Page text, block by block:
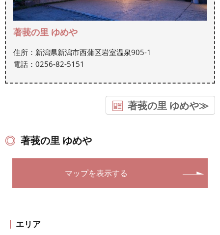
著莪の里 ゆめや
住所：新潟県新潟市西蒲区岩室温泉905-1
電話：0256-82-5151
著莪の里 ゆめや≫
著莪の里 ゆめや
マップを表示する
エリア